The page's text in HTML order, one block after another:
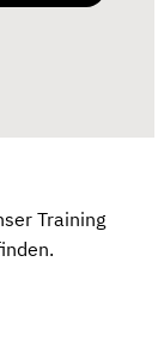
Training